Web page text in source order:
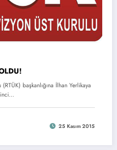
başkanlığına İlhan Yerlikaya
25 Kasım 2015